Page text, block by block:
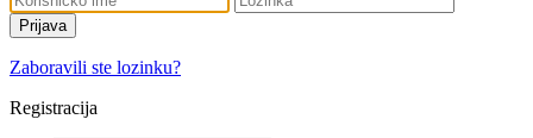
Zaboravili ste lozinku?
Registracija